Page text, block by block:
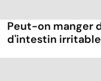
Peut-on manger
d'intestin